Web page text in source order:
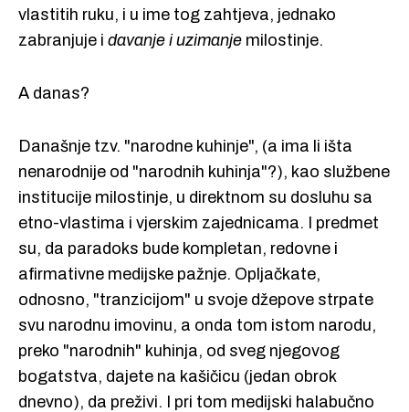
vlastitih ruku, i u ime tog zahtjeva, jednako
zabranjuje i davanje i uzimanjemilostinje.
A danas?
Današnje tzv. "narodne kuhinje", (a ima li išta
nenarodnije od "narodnih kuhinja"?), kao službene
institucije milostinje, u direktnom su dosluhu sa
etno-vlastima i vjerskim zajednicama. I predmet
su, da paradoks bude kompletan, redovne i
afirmativne medijske pažnje. Opljačkate,
odnosno, "tranzicijom" u svoje džepove strpate
svu narodnu imovinu, a onda tom istom narodu,
preko "narodnih" kuhinja, od sveg njegovog
bogatstva, dajete na kašičicu (jedan obrok
dnevno), da preživi. I pri tom medijski halabučno